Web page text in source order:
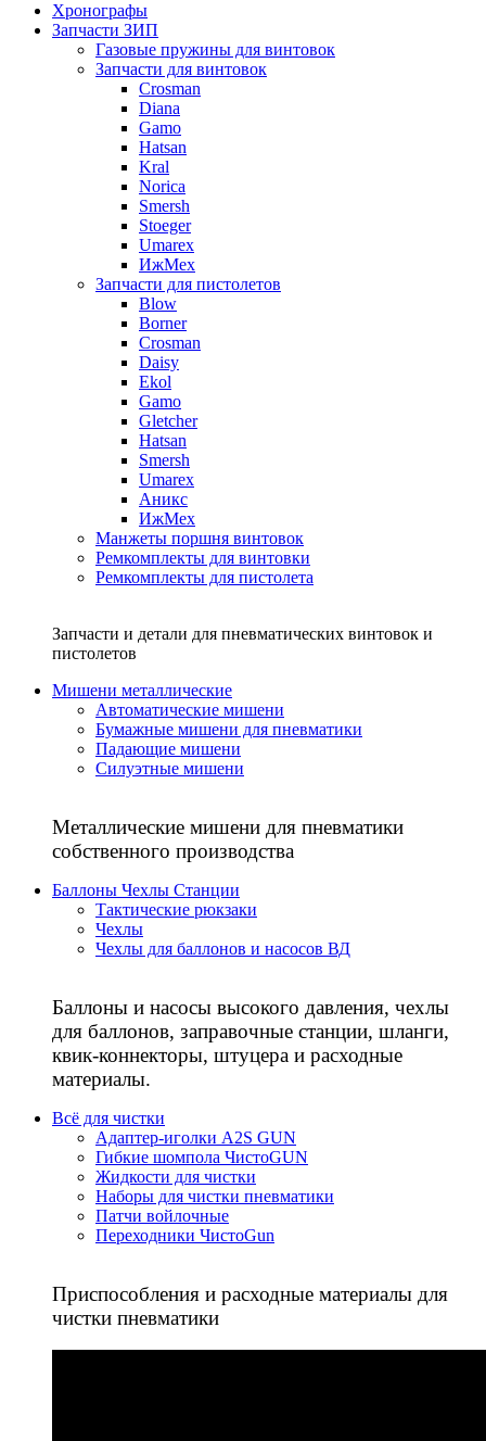
Хронографы
Запчасти ЗИП
Газовые пружины для винтовок
Запчасти для винтовок
Crosman
Diana
Gamo
Hatsan
Kral
Norica
Smersh
Stoeger
Umarex
ИжМех
Запчасти для пистолетов
Blow
Borner
Crosman
Daisy
Ekol
Gamo
Gletcher
Hatsan
Smersh
Umarex
Аникс
ИжМех
Манжеты поршня винтовок
Ремкомплекты для винтовки
Ремкомплекты для пистолета
Запчасти и детали для пневматических винтовок и
пистолетов
Мишени металлические
Автоматические мишени
Бумажные мишени для пневматики
Падающие мишени
Силуэтные мишени
Металлические мишени для пневматики
собственного производства
Баллоны Чехлы Станции
Тактические рюкзаки
Чехлы
Чехлы для баллонов и насосов ВД
Баллоны и насосы высокого давления, чехлы
для баллонов, заправочные станции, шланги,
квик-коннекторы, штуцера и расходные
материалы.
Всё для чистки
Адаптер-иголки A2S GUN
Гибкие шомпола ЧистоGUN
Жидкости для чистки
Наборы для чистки пневматики
Патчи войлочные
Переходники ЧистоGun
Приспособления и расходные материалы для
чистки пневматики